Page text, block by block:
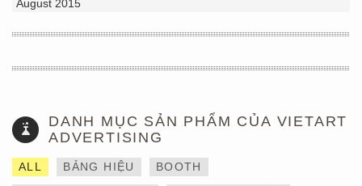
August 2015
DANH MỤC SẢN PHẨM CỦA VIETART
ADVERTISING
ALL BẢNG HIỆU BOOTH